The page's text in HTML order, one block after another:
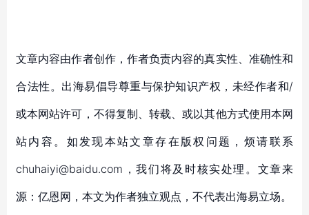
文章内容由作者创作，作者负责内容的真实性、准确性和
合法性。出海易倡导尊重与保护知识产权，未经作者和/
或本网站许可，不得复制、转载、或以其他方式使用本网
站内容。如发现本站文章存在版权问题，烦请联系
chuhaiyi@baidu.com，我们将及时核实处理。文章来
源：亿恩网，本文为作者独立观点，不代表出海易立场。